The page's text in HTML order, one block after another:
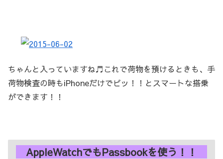
ちゃんと入っていますね♬これで荷物を預けるときも、手
荷物検査の時もiPhoneだけでピッ！！とスマートな搭乗
ができます！！
AppleWatchでもPassbookを使う！！